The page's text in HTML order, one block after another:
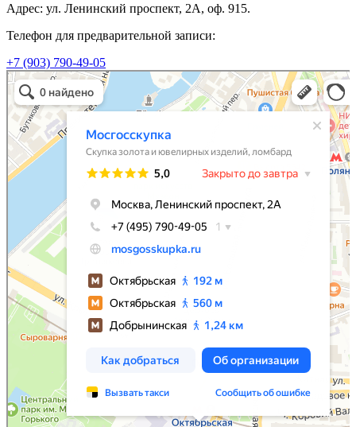
Адрес: ул. Ленинский проспект, 2А, оф. 915.
Телефон для предварительной записи:
+7 (903) 790-49-05
Мосгосскупка
Скупка золота и ювелирных изделий в Москве
Ломбард в Москве